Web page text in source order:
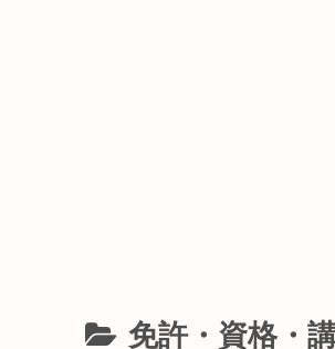
免許・資格・